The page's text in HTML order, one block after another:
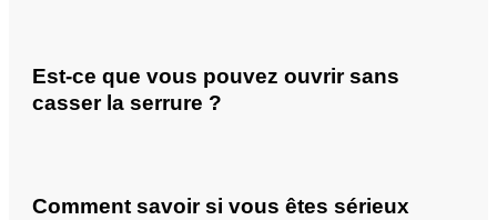
Est-ce que vous pouvez ouvrir sans
casser la serrure ?
Comment savoir si vous êtes sérieux